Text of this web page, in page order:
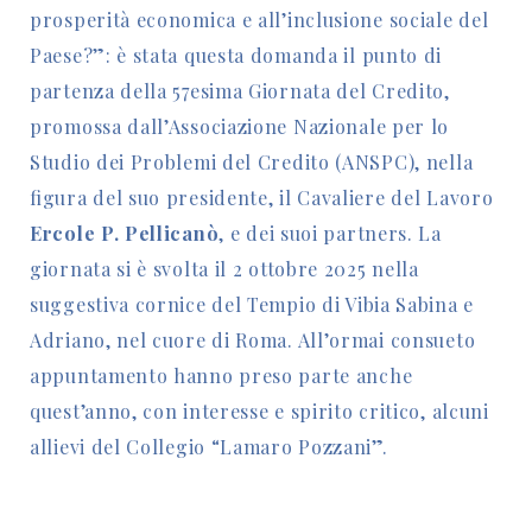
prosperità economica e all’inclusione sociale del
Paese?”: è stata questa domanda il punto di
partenza della 57esima Giornata del Credito,
promossa dall’Associazione Nazionale per lo
Studio dei Problemi del Credito (ANSPC), nella
figura del suo presidente, il Cavaliere del Lavoro
Ercole P. Pellicanò, e dei suoi partners. La
giornata si è svolta il 2 ottobre 2025 nella
suggestiva cornice del Tempio di Vibia Sabina e
Adriano, nel cuore di Roma. All’ormai consueto
appuntamento hanno preso parte anche
quest’anno, con interesse e spirito critico, alcuni
allievi del Collegio “Lamaro Pozzani”.